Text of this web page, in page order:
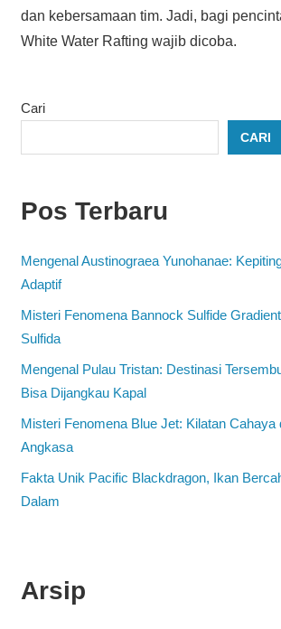
dan kebersamaan tim. Jadi, bagi
White Water Rafting wajib dicoba.
Cari
CARI
Pos Terbaru
Mengenal Austinograea Yunohanae:
Adaptif
Misteri Fenomena Bannock Sulfide
Sulfida
Mengenal Pulau Tristan: Destinasi
Bisa Dijangkau Kapal
Misteri Fenomena Blue Jet: Kilatan Cahaya
Angkasa
Fakta Unik Pacific Blackdragon, Ikan
Dalam
Arsip